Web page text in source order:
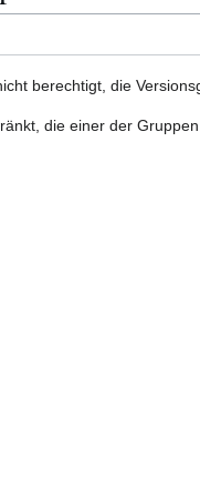
berechtigt, die
die einer der Gruppen „